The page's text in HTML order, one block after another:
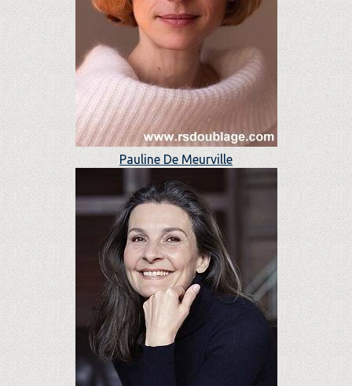
Pauline De Meurville